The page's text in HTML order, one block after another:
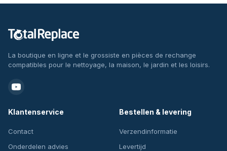
La boutique en ligne et le grossiste en pièces de rechange
compatibles pour le nettoyage, la maison, le jardin et les loisirs.
Klantenservice
Contact
Onderdelen advies
Bestellen & levering
Verzendinformatie
Levertijd